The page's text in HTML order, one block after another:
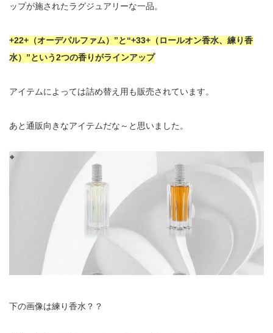
ップが施されたラグジュアリーな一品。
+22+（オーデパルファム）”と“+33+（ロールオン香水、練り香
水）”という2つの香りがラインアップ
アイテムによっては詰め替え用も販売されています。
あと通販向きなアイテムだな～と思いました。
下の画像は練り香水？？